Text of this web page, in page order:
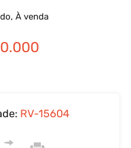
À venda
RV-15604